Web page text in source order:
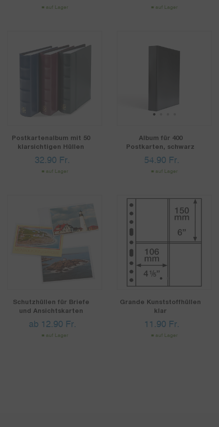
auf Lager auf Lager
Postkartenalbum mit 50
klarsichtigen Hüllen
32.90 Fr.
auf Lager
12
Album für 400
Postkarten, schwarz
54.90 Fr.
auf Lager
Schutzhüllen für Briefe
und Ansichtskarten
ab 12.90 Fr.
auf Lager
1 2
Grande Kunststoffhüllen
klar
11.90 Fr.
auf Lager